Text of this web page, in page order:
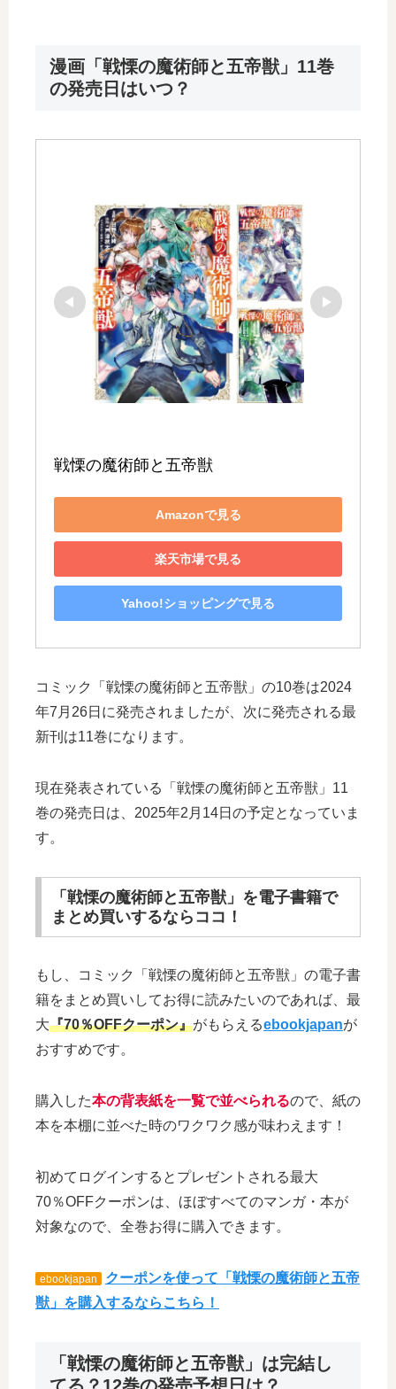
漫画「戦慄の魔術師と五帝獣」11巻
の発売日はいつ？
戦慄の魔術師と五帝獣
Amazonで見る
楽天市場で見る
Yahoo!ショッピングで見る
コミック「戦慄の魔術師と五帝獣」の10巻は2024
年7月26日に発売されましたが、次に発売される最
新刊は11巻になります。
現在発表されている「戦慄の魔術師と五帝獣」11
巻の発売日は、2025年2月14日の予定となっていま
す。
「戦慄の魔術師と五帝獣」を電子書籍で
まとめ買いするならココ！
もし、コミック「戦慄の魔術師と五帝獣」の電子書
籍をまとめ買いしてお得に読みたいのであれば、最
大『70％OFFクーポン』がもらえるebookjapanが
おすすめです。
購入した本の背表紙を一覧で並べられるので、紙の
本を本棚に並べた時のワクワク感が味わえます！
初めてログインするとプレゼントされる最大
70％OFFクーポンは、ほぼすべてのマンガ・本が
対象なので、全巻お得に購入できます。
ebookjapan
クーポンを使って「戦慄の魔術師と五帝
獣」を購入するならこちら！
「戦慄の魔術師と五帝獣」は完結し